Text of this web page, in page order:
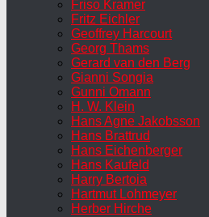
Friso Kramer
Fritz Eichler
Geoffrey Harcourt
Georg Thams
Gerard van den Berg
Gianni Songia
Gunni Omann
H. W. Klein
Hans Agne Jakobsson
Hans Brattrud
Hans Eichenberger
Hans Kaufeld
Harry Bertoia
Hartmut Lohmeyer
Herber Hirche